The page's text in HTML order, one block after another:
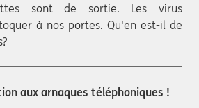
sont de sortie. Les virus
à nos portes. Qu'en est-il de
aux arnaques téléphoniques !